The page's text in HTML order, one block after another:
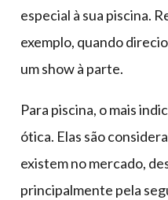
especial à sua piscina.
exemplo, quando
um show à parte.
Para piscina, o mais
ótica. Elas são
existem no mercado,
principalmente pela